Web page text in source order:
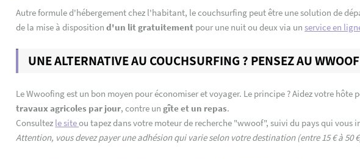
Autre formule d'hébergement chez l'habitant, le couchsurfing peut être une solution de
de la mise à dispositiond'un lit gratuitement pour une nuit ou deux via unservice en
UNE ALTERNATIVE AU COUCHSURFING ? PENSEZ AU
Le Wwoofing est un bon moyen pour économiser et voyager. Le principe ? Aidez votre
travaux agricoles par jour, contre ungîte et un repas.
Consultez le siteou tapez dans votre moteur de recherche "wwoof", suivi du pays qui vous
Attention, vous devez payer une adhésion qui varie selon votre destination (entre 15 € à 50